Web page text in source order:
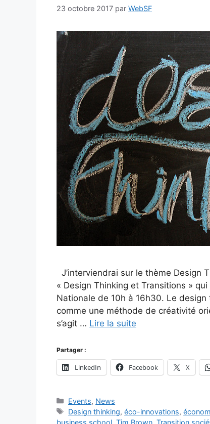
23 octobre 2017 par WebSF
J’interviendrai sur le thème Design
« Design Thinking et Transitions »
Nationale de 10h à 16h30. Le
comme une méthode de créativité
s’agit … Lire la suite
Partager :
LinkedIn Facebook X
Catégories
Events, News
Étiquettes
Design thinking,éco-innovations,
business school, Tim Brown, Transition